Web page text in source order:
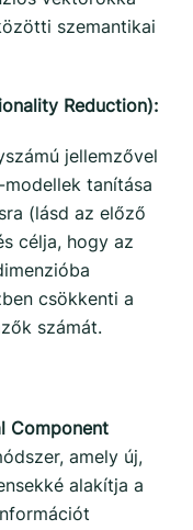
szemantikai
Reduction):
jellemzővel
tanítása
(lásd az előző
célja, hogy az
csökkenti a
számát.
Component
amely új,
alakítja a